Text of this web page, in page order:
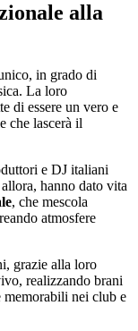
alla
in grado di
La loro
di essere un vero e
che lascerà il
e DJ italiani
hanno dato vita
, che mescola
atmosfere
grazie alla loro
realizzando brani
memorabili nei club e